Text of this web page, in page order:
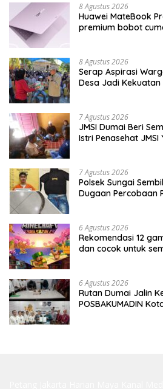
8 Agustus 2026
Huawei MateBook
premium bobot
8 Agustus 2026
Serap Aspirasi
Desa Jadi
7 Agustus 2026
JMSI Dumai Beri
Istri Penasehat JMSI
7 Agustus 2026
Polsek Sungai
Dugaan Percobaan
6 Agustus 2026
Rekomendasi 12
dan cocok untuk
6 Agustus 2026
Rutan Dumai Jalin
POSBAKUMADIN